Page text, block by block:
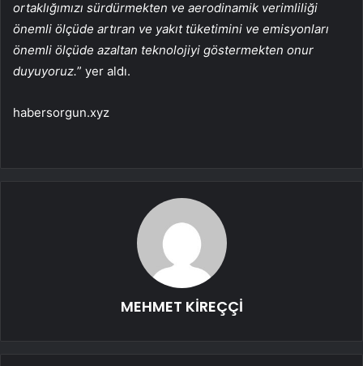
ortaklığımızı sürdürmekten ve aerodinamik verimliliği
önemli ölçüde artıran ve yakıt tüketimini ve emisyonları
önemli ölçüde azaltan teknolojiyi göstermekten onur
duyuyoruz.” yer aldı.
habersorgun.xyz
MEHMET KİREÇÇİ